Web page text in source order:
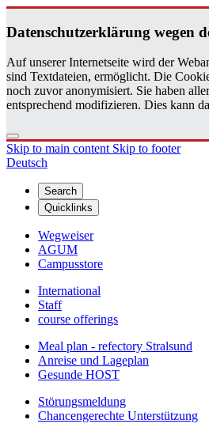
Daten­schutzerklärung wegen
Auf unserer Internetseite wird der
sind Textdateien, ermöglicht. Die
noch zuvor anonymisiert. Sie haben
entsprechend modifizieren. Dies kann
Skip to main content Skip to footer
Deutsch
Search
Quicklinks
Wegweiser
AGUM
Campusstore
International
Staff
course offerings
Meal plan - refectory Stralsund
Anreise und Lageplan
Gesunde HOST
Störungsmeldung
Chancengerechte Unterstützung